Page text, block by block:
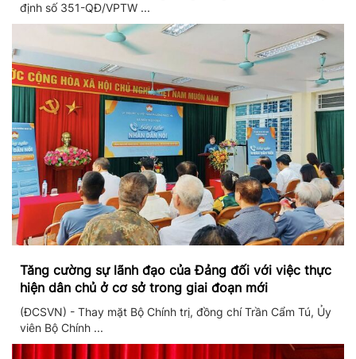
định số 351-QĐ/VPTW ...
Tăng cường sự lãnh đạo của Đảng đối với việc thực
hiện dân chủ ở cơ sở trong giai đoạn mới
(ĐCSVN) - Thay mặt Bộ Chính trị, đồng chí Trần Cẩm Tú, Ủy
viên Bộ Chính ...